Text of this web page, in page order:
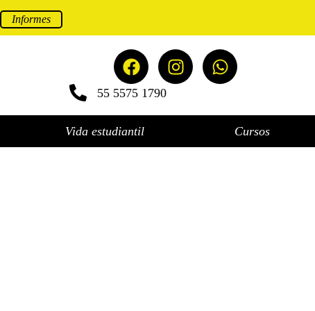
Informes
55 5575 1790
Vida estudiantil Cursos